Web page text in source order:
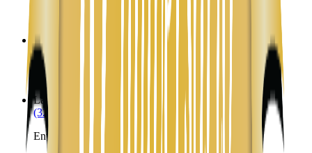
Envíos a Nicaragua desde La Mesa
La Plata
(323) 953-8100
Envíos a Nicaragua desde La Plata
Lake Arthur
(323) 953-8100
Envíos a Nicaragua desde Lake Arthur